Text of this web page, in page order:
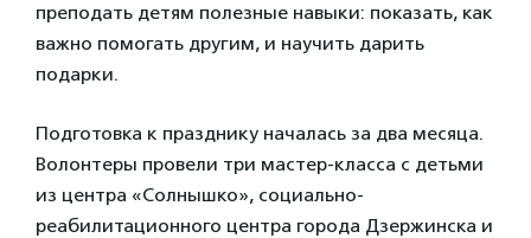
преподать детям полезные навыки: показать, как
важно помогать другим, и научить дарить
подарки.
Подготовка к празднику началась за два месяца.
Волонтеры провели три мастер-класса с детьми
из центра «Солнышко», социально-
реабилитационного центра города Дзержинска и